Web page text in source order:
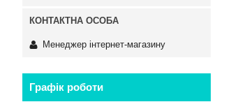
Менеджер інтернет-магазину
Графік роботи